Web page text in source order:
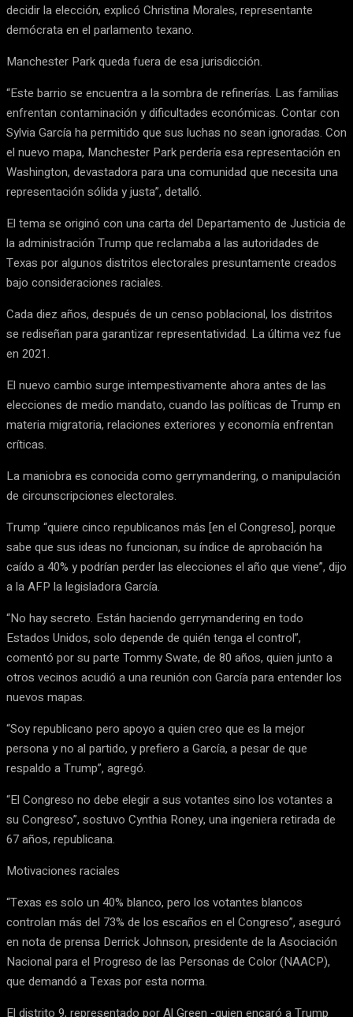
decidir la elección, explicó Christina Morales, representante
demócrata en el parlamento texano.
Manchester Park queda fuera de esa jurisdicción.
“Este barrio se encuentra a la sombra de refinerías. Las familias
enfrentan contaminación y dificultades económicas. Contar con
Sylvia García ha permitido que sus luchas no sean ignoradas. Con
el nuevo mapa, Manchester Park perdería esa representación en
Washington, devastadora para una comunidad que necesita una
representación sólida y justa”, detalló.
El tema se originó con una carta del Departamento de Justicia de
la administración Trump que reclamaba a las autoridades de
Texas por algunos distritos electorales presuntamente creados
bajo consideraciones raciales.
Cada diez años, después de un censo poblacional, los distritos
se rediseñan para garantizar representatividad. La última vez fue
en 2021.
El nuevo cambio surge intempestivamente ahora antes de las
elecciones de medio mandato, cuando las políticas de Trump en
materia migratoria, relaciones exteriores y economía enfrentan
críticas.
La maniobra es conocida como gerrymandering, o manipulación
de circunscripciones electorales.
Trump “quiere cinco republicanos más [en el Congreso], porque
sabe que sus ideas no funcionan, su índice de aprobación ha
caído a 40% y podrían perder las elecciones el año que viene”, dijo
a la AFP la legisladora García.
“No hay secreto. Están haciendo gerrymandering en todo
Estados Unidos, solo depende de quién tenga el control”,
comentó por su parte Tommy Swate, de 80 años, quien junto a
otros vecinos acudió a una reunión con García para entender los
nuevos mapas.
“Soy republicano pero apoyo a quien creo que es la mejor
persona y no al partido, y prefiero a García, a pesar de que
respaldo a Trump”, agregó.
“El Congreso no debe elegir a sus votantes sino los votantes a
su Congreso”, sostuvo Cynthia Roney, una ingeniera retirada de
67 años, republicana.
Motivaciones raciales
“Texas es solo un 40% blanco, pero los votantes blancos
controlan más del 73% de los escaños en el Congreso”, aseguró
en nota de prensa Derrick Johnson, presidente de la Asociación
Nacional para el Progreso de las Personas de Color (NAACP),
que demandó a Texas por esta norma.
El distrito 9, representado por Al Green -quien encaró a Trump